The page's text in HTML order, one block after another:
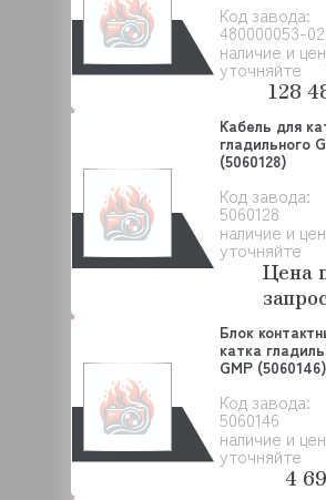
Код завода:
480000053-02
наличие и
уточняйте
128
Код завода:
5060128
наличие и
уточняйте
Кабель для
гладильного
(5060128)
Цена
Код завода:
5060146
наличие и
уточняйте
Блок
катка
GMP (5060146)
4